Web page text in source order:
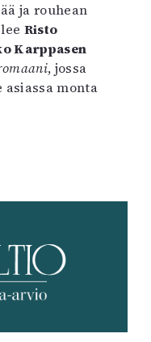
ja rouhean
Risto
Karppasen
, jossa
monta